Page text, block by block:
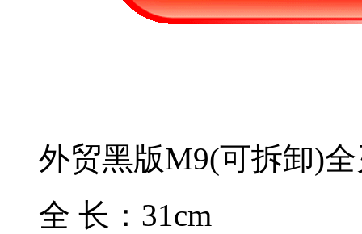
外贸黑版M9(可拆卸)
全 长：31cm